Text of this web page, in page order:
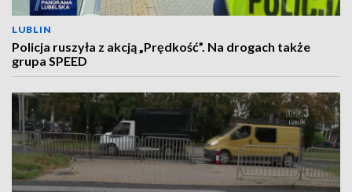
LUBLIN
Policja ruszyła z akcją „Prędkość”. Na drogach także
grupa SPEED